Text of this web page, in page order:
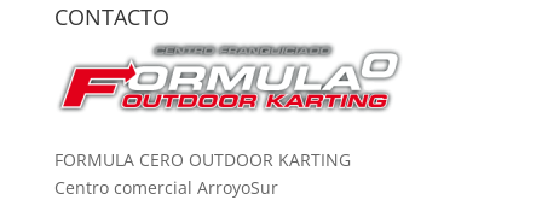
CONTACTO
FORMULA CERO OUTDOOR KARTING
Centro comercial ArroyoSur